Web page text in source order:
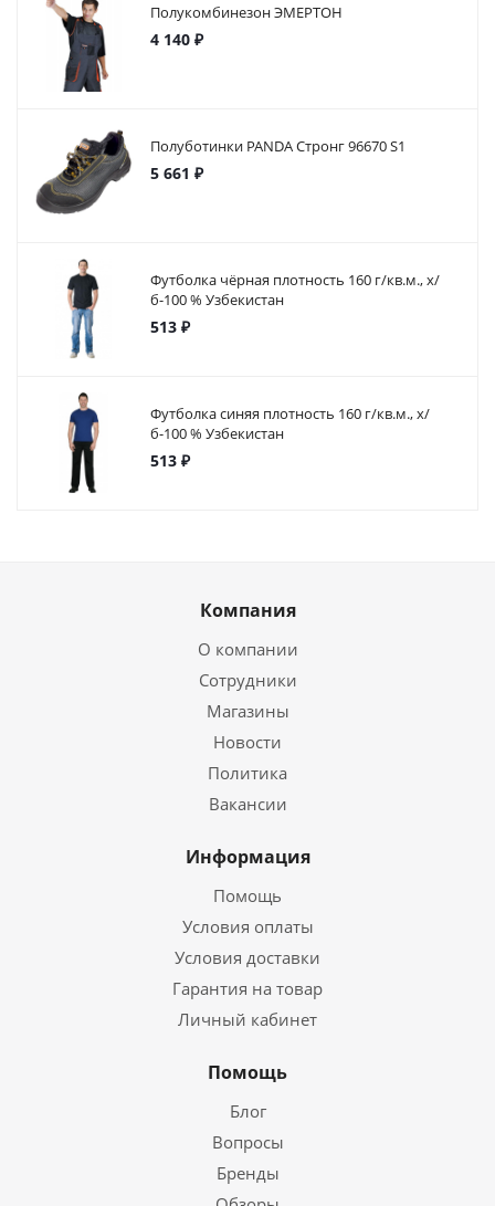
Полукомбинезон ЭМЕРТОН
4 140 ₽
Полуботинки PANDA Стронг 96670 S1
5 661 ₽
Футболка чёрная плотность 160 г/кв.м., х/
б-100 % Узбекистан
513 ₽
Футболка синяя плотность 160 г/кв.м., х/
б-100 % Узбекистан
513 ₽
Компания
О компании
Сотрудники
Магазины
Новости
Политика
Вакансии
Информация
Помощь
Условия оплаты
Условия доставки
Гарантия на товар
Личный кабинет
Помощь
Блог
Вопросы
Бренды